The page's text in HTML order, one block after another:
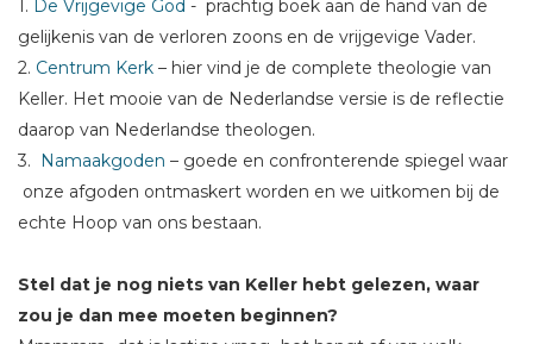
1. De Vrijgevige God - prachtig boek aan de hand van de
gelijkenis van de verloren zoons en de vrijgevige Vader.
2. Centrum Kerk – hier vind je de complete theologie van
Keller. Het mooie van de Nederlandse versie is de reflectie
daarop van Nederlandse theologen.
3.
Namaakgoden – goede en confronterende spiegel waar
onze afgoden ontmaskert worden en we uitkomen bij de
echte Hoop van ons bestaan.
Stel dat je nog niets van Keller hebt gelezen, waar
zou je dan mee moeten beginnen?